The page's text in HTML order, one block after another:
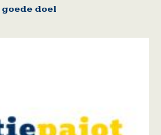
doel